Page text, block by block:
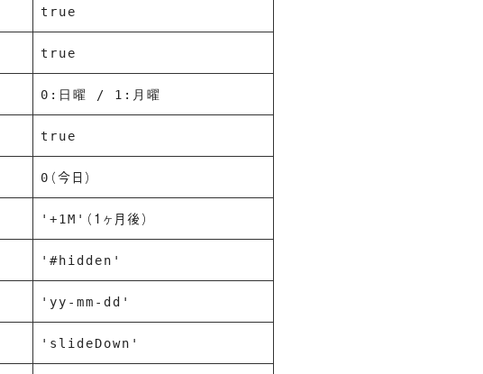
true
true
0:日曜 / 1:月曜
true
0 （今日）
'+1M' （1ヶ月後）
'#hidden'
'yy-mm-dd'
'slideDown'